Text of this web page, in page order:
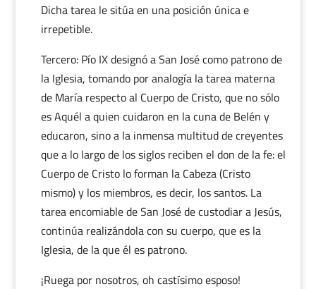
Dicha tarea le sitúa en una posición única e
irrepetible.
Tercero: Pío IX designó a San José como patrono de
la Iglesia, tomando por analogía la tarea materna
de María respecto al Cuerpo de Cristo, que no sólo
es Aquél a quien cuidaron en la cuna de Belén y
educaron, sino a la inmensa multitud de creyentes
que a lo largo de los siglos reciben el don de la fe: el
Cuerpo de Cristo lo forman la Cabeza (Cristo
mismo) y los miembros, es decir, los santos. La
tarea encomiable de San José de custodiar a Jesús,
continúa realizándola con su cuerpo, que es la
Iglesia, de la que él es patrono.
¡Ruega por nosotros, oh castísimo esposo!